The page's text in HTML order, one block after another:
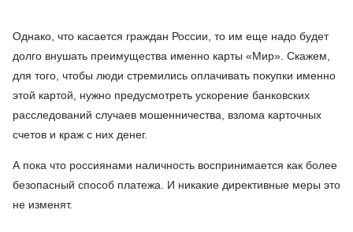
Однако, что касается граждан России, то им еще надо будет
долго внушать преимущества именно карты «Мир». Скажем,
для того, чтобы люди стремились оплачивать покупки именно
этой картой, нужно предусмотреть ускорение банковских
расследований случаев мошенничества, взлома карточных
счетов и краж с них денег.
А пока что россиянами наличность воспринимается как более
безопасный способ платежа. И никакие директивные меры это
не изменят.